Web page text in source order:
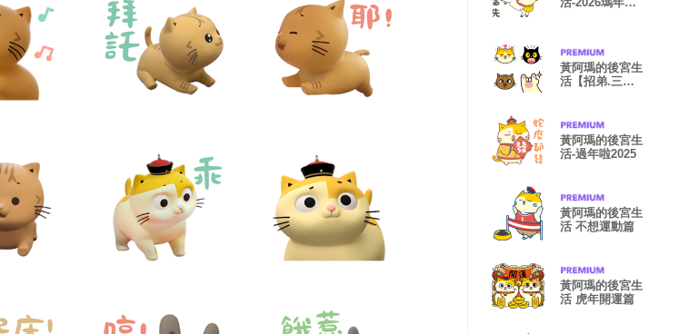
黃阿瑪的後宮生
活【招弟.三
黃阿瑪的後宮生
活-過年啦2025
黃阿瑪的後宮生
活 不想運動篇
黃阿瑪的後宮生
活 虎年開運篇